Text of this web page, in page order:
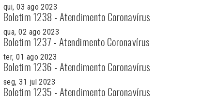
qui, 03 ago 2023
Boletim 1238 - Atendimento Coronavírus
qua, 02 ago 2023
Boletim 1237 - Atendimento Coronavírus
ter, 01 ago 2023
Boletim 1236 - Atendimento Coronavírus
seg, 31 jul 2023
Boletim 1235 - Atendimento Coronavírus